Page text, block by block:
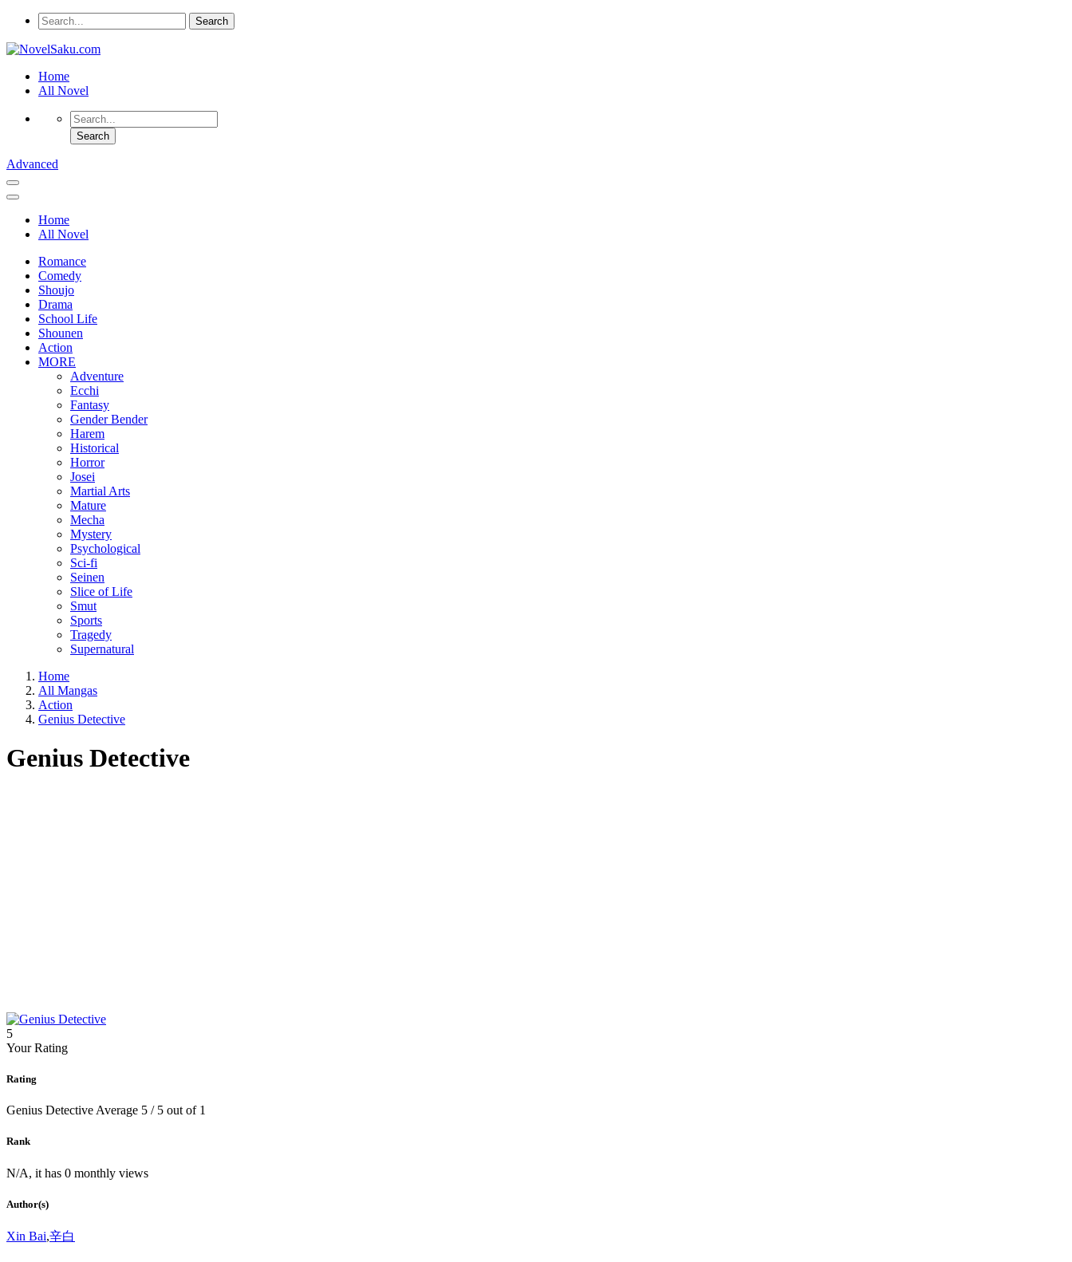
Home
All Novel
Advanced
Home
All Novel
Romance
Comedy
Shoujo
Drama
School Life
Shounen
Action
MORE
Adventure
Ecchi
Fantasy
Gender Bender
Harem
Historical
Horror
Josei
Martial Arts
Mature
Mecha
Mystery
Psychological
Sci-fi
Seinen
Slice of Life
Smut
Sports
Tragedy
Supernatural
Home
All Mangas
Action
Genius Detective
Genius Detective
5
Your Rating
Rating
Genius Detective Average 5 / 5 out of 1
Rank
N/A, it has 0 monthly views
Author(s)
Xin Bai,辛白